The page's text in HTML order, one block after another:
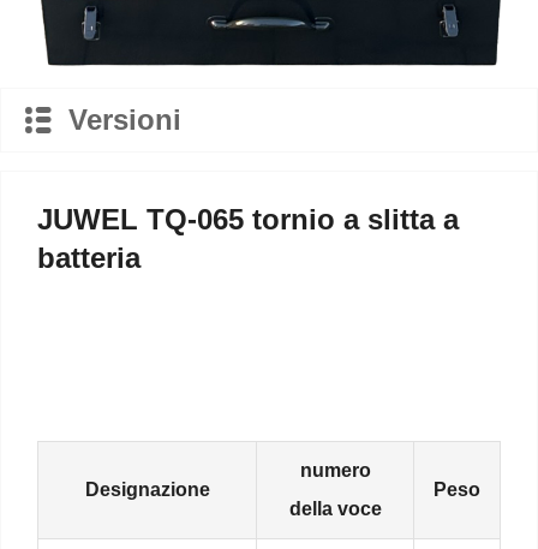
Versioni
JUWEL TQ-065 tornio a slitta a
batteria
Designazione
numero
della voce
Peso